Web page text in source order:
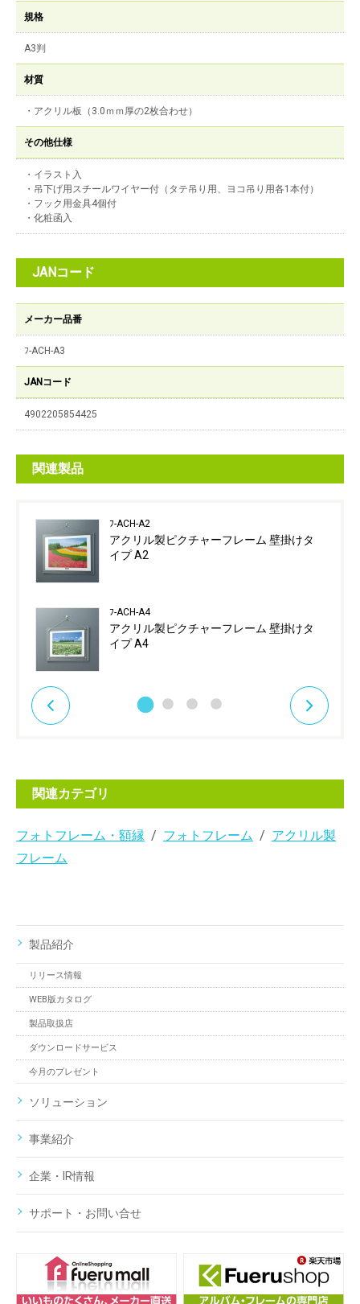
規格
A3判
材質
・アクリル板（3.0ｍｍ厚の2枚合わせ）
その他仕様
・イラスト入
・吊下げ用スチールワイヤー付（タテ吊り用、ヨコ吊り用各1本付）
・フック用金具4個付
・化粧函入
JANコード
メーカー品番
ﾌ-ACH-A3
JANコード
4902205854425
関連製品
ﾌ-ACH-A2
アクリル製ピクチャーフレーム 壁掛けタ
イプ A2
ﾌ-ACH-A4
アクリル製ピクチャーフレーム 壁掛けタ
イプ A4
関連カテゴリ
フォトフレーム・額縁 フォトフレーム
アクリル製
フレーム
製品紹介
リリース情報
WEB版カタログ
製品取扱店
ダウンロードサービス
今月のプレゼント
ソリューション
事業紹介
企業・IR情報
サポート・お問い合せ